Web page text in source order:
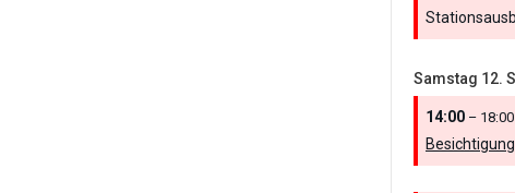
Samstag 12.
14:00 – 18:00